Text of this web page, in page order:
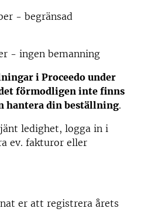
- begränsad
- ingen bemanning
i Proceedo under
förmodligen inte finns
hantera din beställning.
ledighet, logga in i
ev. fakturor eller
er att registrera årets